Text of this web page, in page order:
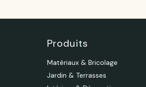
Produits
Matériaux & Bricolage
Jardin & Terrasses